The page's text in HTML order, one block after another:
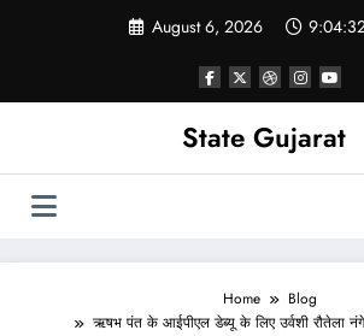
August 6, 2026
State Gujarat
Home
Blog
ऋषभ पंत के आईपीएल डेब्यू के लिए उर्वशी रौतेला